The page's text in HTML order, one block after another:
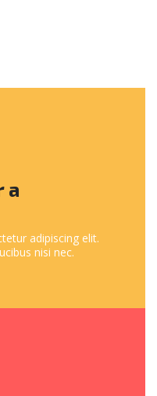
a
adipiscing elit.
nisi nec.